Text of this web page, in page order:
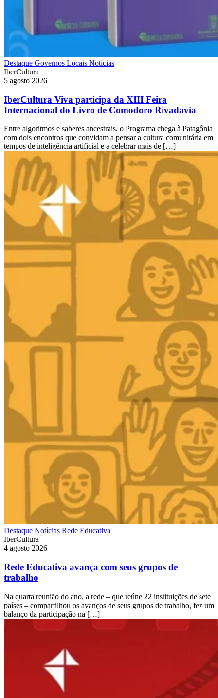
Destaque Governos Locais Notícias
IberCultura
5 agosto 2026
IberCultura Viva participa da XIII Feira
Internacional do Livro de Comodoro Rivadavia
Entre algoritmos e saberes ancestrais, o Programa chega à Patagônia
com dois encontros que convidam a pensar a cultura comunitária em
tempos de inteligência artificial e a celebrar mais de […]
Destaque Notícias Rede Educativa
IberCultura
4 agosto 2026
Rede Educativa avança com seus grupos de
trabalho
Na quarta reunião do ano, a rede – que reúne 22 instituições de sete
países – compartilhou os avanços de seus grupos de trabalho, fez um
balanço da participação na […]